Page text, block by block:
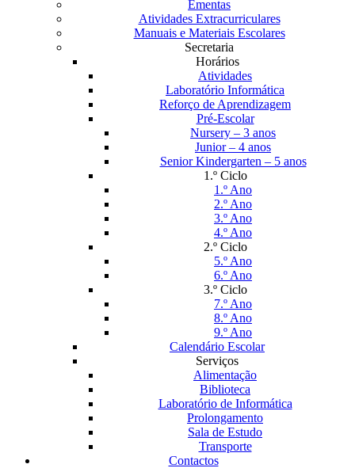
Ementas
Atividades Extracurriculares
Manuais e Materiais Escolares
Secretaria
Horários
Atividades
Laboratório Informática
Reforço de Aprendizagem
Pré-Escolar
Nursery – 3 anos
Junior – 4 anos
Senior Kindergarten – 5 anos
1.º Ciclo
1.º Ano
2.º Ano
3.º Ano
4.º Ano
2.º Ciclo
5.º Ano
6.º Ano
3.º Ciclo
7.º Ano
8.º Ano
9.º Ano
Calendário Escolar
Serviços
Alimentação
Biblioteca
Laboratório de Informática
Prolongamento
Sala de Estudo
Transporte
Contactos